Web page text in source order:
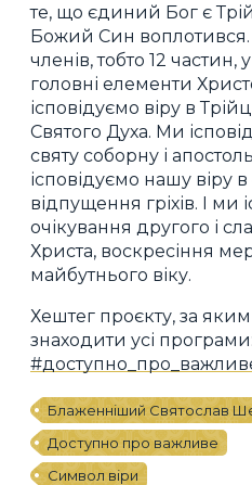
те, що єдиний Бог є
Божий Син воплотився.
членів, тобто 12
головні елементи
ісповідуємо віру в
Святого Духа. Ми
святу соборну і
ісповідуємо нашу віру
відпущення гріхів. І ми
очікування другого і
Христа, воскресіння
майбутнього віку.
Хештег проєкту, за
знаходити усі програми:
Блаженніший Святослав
Доступно про важливе
Символ віри